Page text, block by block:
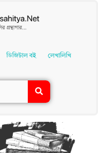
ডিজিটাল বই লেখালিখি